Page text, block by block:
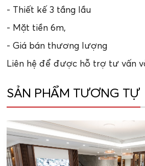
- Thiết kế 3 tầng lầu
- Mặt tiền 6m,
- Giá bán thương lượng
Liên hệ để được hỗ trợ tư vấn
SẢN PHẨM TƯƠNG TỰ